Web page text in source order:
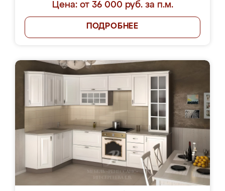
Цена: от 36 000 руб. за п.м.
ПОДРОБНЕЕ